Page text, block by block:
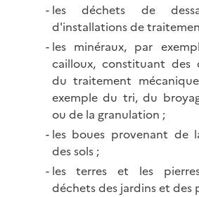
les déchets de
d'installations de
les minéraux, par
cailloux, constituant des
du traitement
exemple du tri, du
ou de la granulation ;
les boues provenant de
des sols ;
les terres et les
déchets des jardins et des